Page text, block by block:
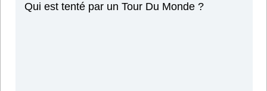
Qui est tenté par un Tour Du Monde ?